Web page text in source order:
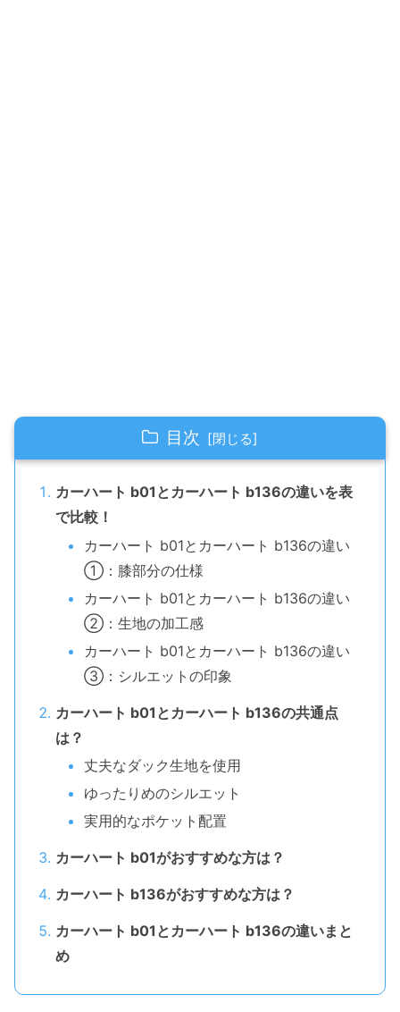
目次
カーハート b01とカーハート b136の違いを表
で比較！
カーハート b01とカーハート b136の違い
①：膝部分の仕様
カーハート b01とカーハート b136の違い
②：生地の加工感
カーハート b01とカーハート b136の違い
③：シルエットの印象
カーハート b01とカーハート b136の共通点
は？
丈夫なダック生地を使用
ゆったりめのシルエット
実用的なポケット配置
カーハート b01がおすすめな方は？
カーハート b136がおすすめな方は？
カーハート b01とカーハート b136の違いまと
め